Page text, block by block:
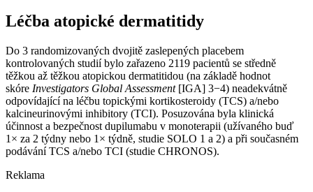
Léčba atopické dermatitidy
Do 3 randomizovaných dvojitě zaslepených placebem
kontrolovaných studií bylo zařazeno 2119 pacientů se středně
těžkou až těžkou atopickou dermatitidou (na základě hodnot
skóre Investigators Global Assessment [IGA] 3−4) neadekvátně
odpovídající na léčbu topickými kortikosteroidy (TCS) a/nebo
kalcineurinovými inhibitory (TCI). Posuzována byla klinická
účinnost a bezpečnost dupilumabu v monoterapii (užívaného buď
1× za 2 týdny nebo 1× týdně, studie SOLO 1 a 2) a při současném
podávání TCS a/nebo TCI (studie CHRONOS).
Reklama